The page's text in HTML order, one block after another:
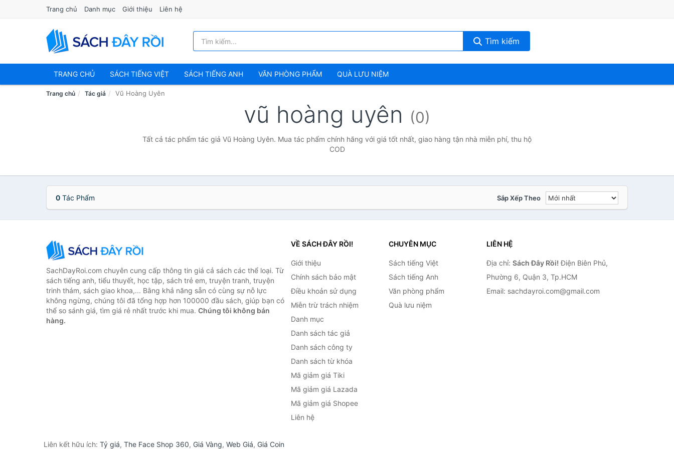
Trang chủ Danh mục Giới thiệu Liên hệ
Tìm kiếm
TRANG CHỦ SÁCH TIẾNG VIỆT SÁCH TIẾNG ANH VĂN PHÒNG PHẨM QUÀ LƯU NIỆM
Trang chủ Tác giả Vũ Hoàng Uyên
vũ hoàng uyên (0)
Tất cả tác phẩm tác giả Vũ Hoàng Uyên. Mua tác phẩm chính hãng với giá tốt nhất, giao hàng tận nhà miễn phí, thu hộ
COD
0 Tác Phẩm Sắp Xếp Theo
SachDayRoi.com chuyên cung cấp thông tin giá cả sách các thể loại. Từ
sách tiếng anh, tiểu thuyết, học tập, sách trẻ em, truyện tranh, truyện
trinh thám, sách giao khoa,... Bằng khả năng sẵn có cùng sự nỗ lực
không ngừng, chúng tôi đã tổng hợp hơn 100000 đầu sách, giúp bạn có
thể so sánh giá, tìm giá rẻ nhất trước khi mua. Chúng tôi không bán
hàng.
VỀ SÁCH ĐÂY RỒI!
Giới thiệu
Chính sách bảo mật
Điều khoản sử dụng
Miễn trừ trách nhiệm
Danh mục
Danh sách tác giả
Danh sách công ty
Danh sách từ khóa
Mã giảm giá Tiki
Mã giảm giá Lazada
Mã giảm giá Shopee
Liên hệ
CHUYÊN MỤC
Sách tiếng Việt
Sách tiếng Anh
Văn phòng phẩm
Quà lưu niệm
LIÊN HỆ
Địa chỉ: Sách Đây Rồi! Điện Biên Phủ,
Phường 6, Quận 3, Tp.HCM
Email: sachdayroi.com@gmail.com
Liên kết hữu ích: Tỷ giá, The Face Shop 360, Giá Vàng, Web Giá, Giá Coin